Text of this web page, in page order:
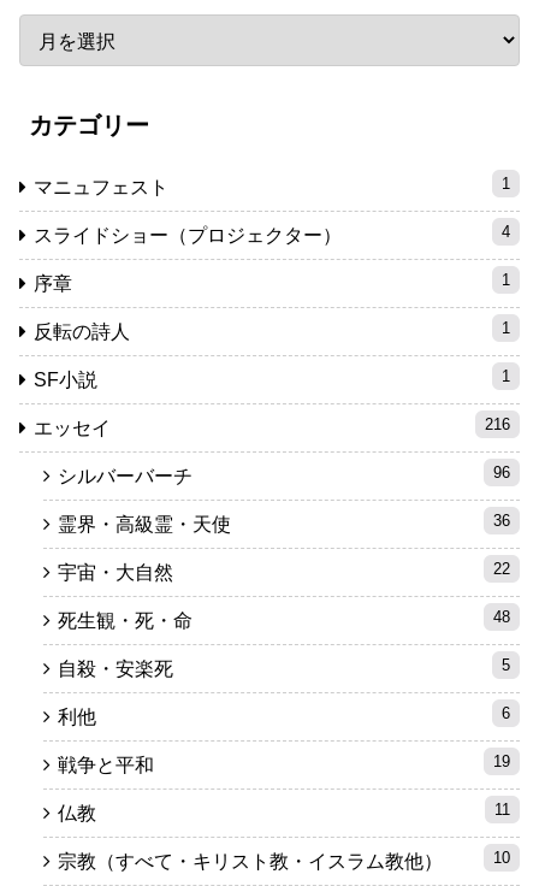
カテゴリー
マニュフェスト 1
スライドショー（プロジェクター） 4
序章 1
反転の詩人 1
SF小説 1
エッセイ 216
シルバーバーチ 96
霊界・高級霊・天使 36
宇宙・大自然 22
死生観・死・命 48
自殺・安楽死 5
利他 6
戦争と平和 19
仏教 11
宗教（すべて・キリスト教・イスラム教他） 10